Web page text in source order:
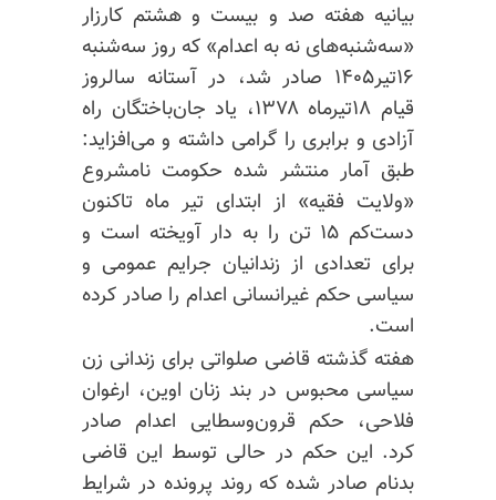
بیانیه هفته صد و بیست و هشتم کارزار
«سه‌شنبه‌های نه به اعدام» که روز سه‌شنبه
۱۶تیر۱۴۰۵ صادر شد، در آستانه سالروز
قیام ۱۸تیرماه ۱۳۷۸، یاد جان‌باختگان راه
آزادی و برابری را گرامی داشته و می‌افزاید:
طبق آمار منتشر شده حکومت نامشروع
«ولایت فقیه» از ابتدای تیر ماه تاکنون
دست‌کم ۱۵ تن را به دار آویخته است و
برای تعدادی از زندانیان جرایم عمومی و
سیاسی حکم غیرانسانی اعدام را صادر کرده
است.
هفته گذشته قاضی صلواتی برای زندانی زن
سیاسی محبوس در بند زنان اوین، ارغوان
فلاحی، حکم قرون‌وسطایی اعدام صادر
کرد. این حکم در حالی توسط این قاضی
بدنام صادر شده که روند پرونده در شرایط